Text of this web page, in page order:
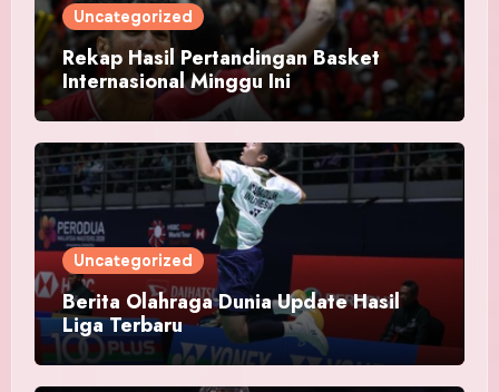
Uncategorized
Rekap Hasil Pertandingan Basket
Internasional Minggu Ini
Uncategorized
Berita Olahraga Dunia Update Hasil
Liga Terbaru